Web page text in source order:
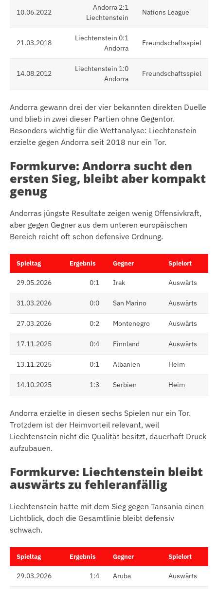
10.06.2022
Andorra 2:1
Liechtenstein
Nations League
21.03.2018
Liechtenstein 0:1
Andorra
Freundschaftsspiel
14.08.2012
Liechtenstein 1:0
Andorra
Freundschaftsspiel
Andorra gewann drei der vier bekannten direkten Duelle
und blieb in zwei dieser Partien ohne Gegentor.
Besonders wichtig für die Wettanalyse: Liechtenstein
erzielte gegen Andorra seit 2018 nur ein Tor.
Formkurve: Andorra sucht den
ersten Sieg, bleibt aber kompakt
genug
Andorras jüngste Resultate zeigen wenig Offensivkraft,
aber gegen Gegner aus dem unteren europäischen
Bereich reicht oft schon defensive Ordnung.
Spieltag Ergebnis Gegner Spielort
29.05.2026 0:1 Irak Auswärts
31.03.2026 0:0 San Marino Auswärts
27.03.2026 0:2 Montenegro Auswärts
17.11.2025 0:4 Finnland Auswärts
13.11.2025 0:1 Albanien Heim
14.10.2025 1:3 Serbien Heim
Andorra erzielte in diesen sechs Spielen nur ein Tor.
Trotzdem ist der Heimvorteil relevant, weil
Liechtenstein nicht die Qualität besitzt, dauerhaft Druck
aufzubauen.
Formkurve: Liechtenstein bleibt
auswärts zu fehleranfällig
Liechtenstein hatte mit dem Sieg gegen Tansania einen
Lichtblick, doch die Gesamtlinie bleibt defensiv
schwach.
Spieltag Ergebnis Gegner Spielort
29.03.2026 1:4 Aruba Auswärts